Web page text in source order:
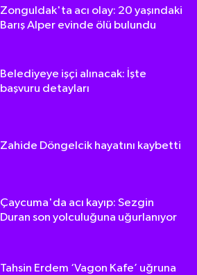
Zonguldak'ta acı olay: 20 yaşındaki
Barış Alper evinde ölü bulundu
Belediyeye işçi alınacak: İşte
başvuru detayları
Zahide Döngelcik hayatını kaybetti
Çaycuma'da acı kayıp: Sezgin
Duran son yolculuğuna uğurlanıyor
Tahsin Erdem ‘Vagon Kafe’ uğruna